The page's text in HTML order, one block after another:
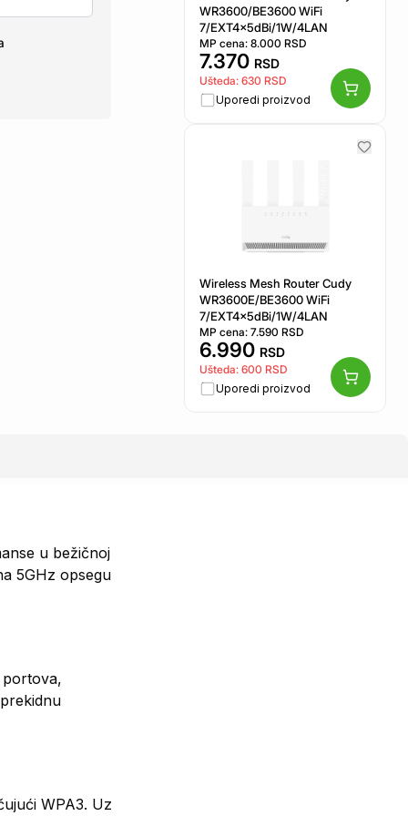
WR3600/BE3600 WiFi
7/EXT4x5dBi/1W/4LAN
MP cena: 8.000 RSD
7.370 RSD
Ušteda: 630 RSD
Uporedi proizvod
Wireless Mesh Router Cudy
WR3600E/BE3600 WiFi
7/EXT4x5dBi/1W/4LAN
MP cena: 7.590 RSD
6.990 RSD
Ušteda: 600 RSD
Uporedi proizvod
u bežičnoj
5GHz opsegu
portova,
WPA3. Uz